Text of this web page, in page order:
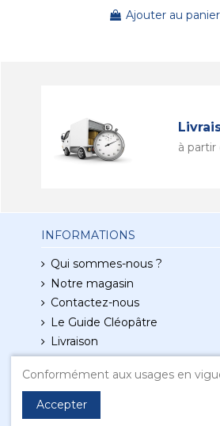
Ajouter au panier
à
INFORMATIONS
Qui sommes-nous ?
Notre magasin
Contactez-nous
Le Guide Cléopâtre
Livraison
Conditions d'utilisation
Mentions légales
Conformément aux usages en
Accepter